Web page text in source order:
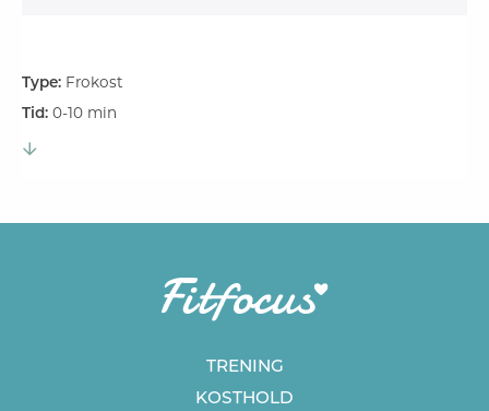
Type: Frokost
Tid: 0-10 min
TRENING
KOSTHOLD